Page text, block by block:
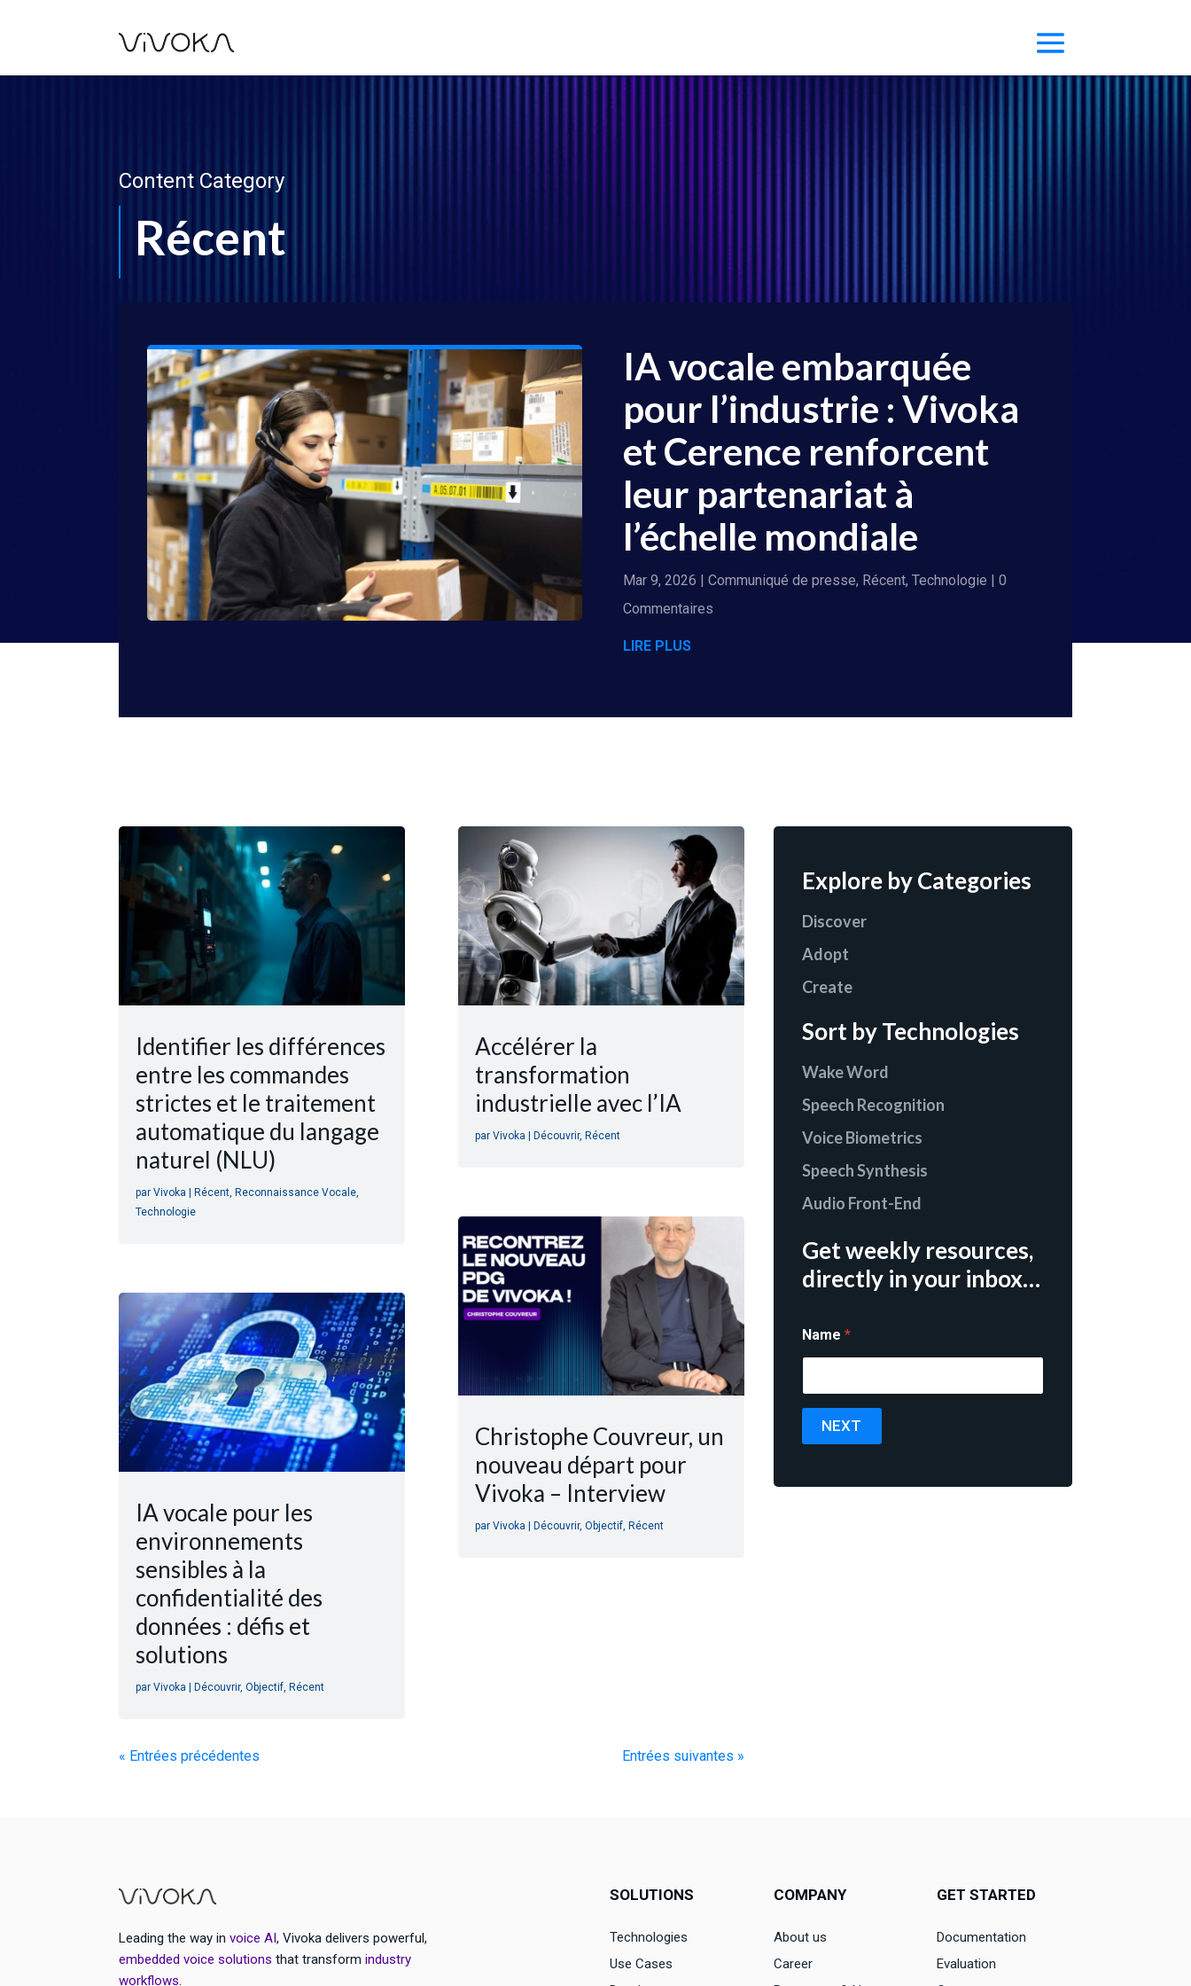
Content Category
Récent
IA vocale embarquée
pour l’industrie : Vivoka
et Cerence renforcent
leur partenariat à
l’échelle mondiale
Mar 9, 2026 |Communiqué de presse, Récent,Technologie | 0
Commentaires
LIRE PLUS
Identifier les différences
entre les commandes
strictes et le traitement
automatique du langage
naturel (NLU)
parVivoka Récent, Reconnaissance Vocale,
Technologie
IA vocale pour les
environnements
sensibles à la
confidentialité des
données : défis et
solutions
parVivoka |Découvrir,Objectif,Récent
Accélérer la
transformation
industrielle avec l’IA
parVivoka Découvrir, Récent
Christophe Couvreur, un
nouveau départ pour
Vivoka – Interview
parVivoka |Découvrir,Objectif,Récent
« Entrées précédentes Entrées suivantes »
Explore by Categories
Discover
Adopt
Create
Sort by Technologies
Wake Word
Speech Recognition
Voice Biometrics
Speech Synthesis
Audio Front-End
Get weekly resources,
directly in your inbox…
Name *
NEXT
Leading the way invoice AI, Vivoka delivers powerful,
embedded voice solutions that transformindustry
workflows.
SOLUTIONS
Technologies
Use Cases
COMPANY
About us
Career
GET STARTED
Documentation
Evaluation